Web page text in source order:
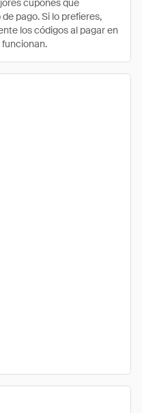
cupones que
pago. Si lo prefieres,
los códigos al pagar en
funcionan.